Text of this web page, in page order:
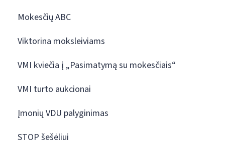
Mokesčių ABC
Viktorina moksleiviams
VMI kviečia į „Pasimatymą su mokesčiais“
VMI turto aukcionai
Įmonių VDU palyginimas
STOP šešėliui